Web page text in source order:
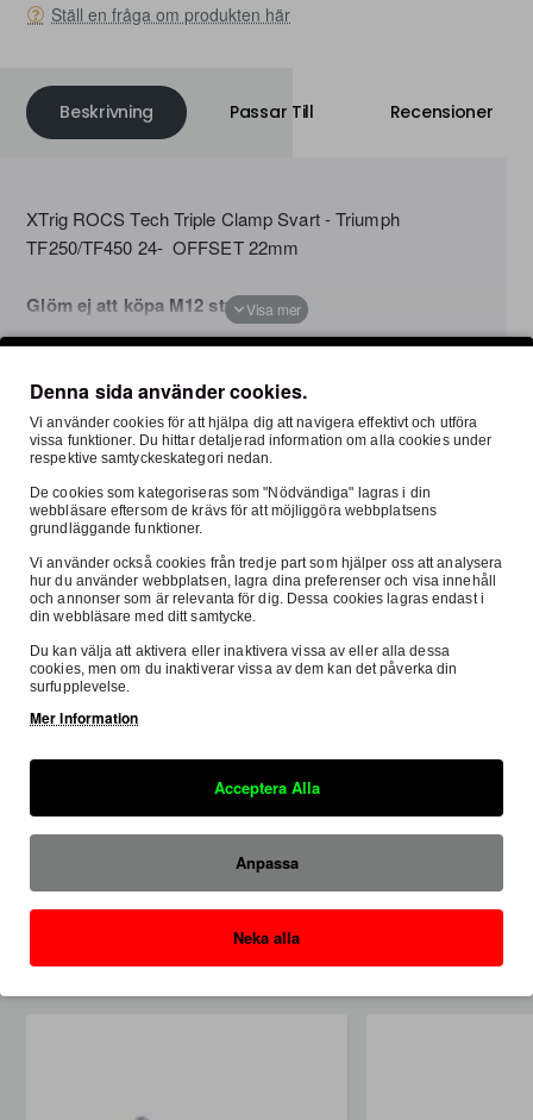
Ställ en fråga om produkten här
Beskrivning Passar Till Recensioner
XTrig ROCS Tech Triple Clamp Svart - Triumph
TF250/TF450 24- OFFSET 22mm
Glöm ej att köpa M12 styrfästen.
Säker E-handel
Denna sida är SSL-krypterad
Säkra Betalningar
Hos oss betalar du tryggt och säkert med
SVEA.
Fri
Samma Kategori
Liknande Produkter / Tillbehör
Denna sida använder cookies.
Vi använder cookies för att hjälpa dig att navigera effektivt och utföra
vissa funktioner. Du hittar detaljerad information om alla cookies under
respektive samtyckeskategori nedan.
De cookies som kategoriseras som "Nödvändiga" lagras i din
webbläsare eftersom de krävs för att möjliggöra webbplatsens
grundläggande funktioner.
Vi använder också cookies från tredje part som hjälper oss att analysera
hur du använder webbplatsen, lagra dina preferenser och visa innehåll
och annonser som är relevanta för dig. Dessa cookies lagras endast i
din webbläsare med ditt samtycke.
Du kan välja att aktivera eller inaktivera vissa av eller alla dessa
cookies, men om du inaktiverar vissa av dem kan det påverka din
surfupplevelse.
Mer Information
Acceptera Alla
Anpassa
Neka alla